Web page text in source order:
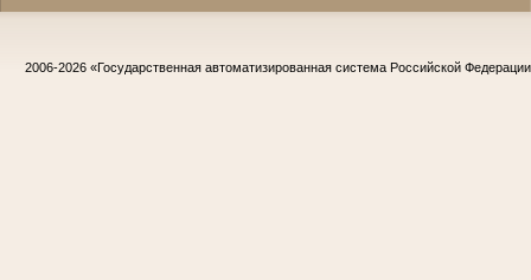
2006-2026 «Государственная автоматизированная система Российской